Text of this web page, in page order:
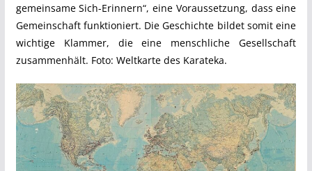
gemeinsame Sich-Erinnern“, eine Voraussetzung, dass eine
Gemeinschaft funktioniert. Die Geschichte bildet somit eine
wichtige Klammer, die eine menschliche Gesellschaft
zusammenhält. Foto: Weltkarte des Karateka.